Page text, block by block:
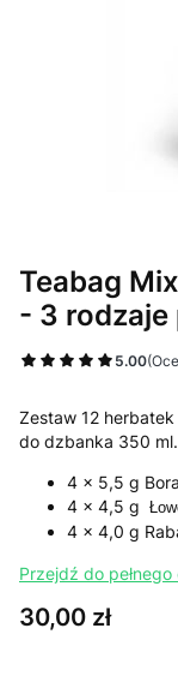
Teabag
- 3 rodzaje
5.00
Zestaw 12
do dzbanka 350 ml.
4 x 5,5 g
4 x 4,5 g
4 x 4,0 g
Przejdź do pełnego
Cena
30,00 zł